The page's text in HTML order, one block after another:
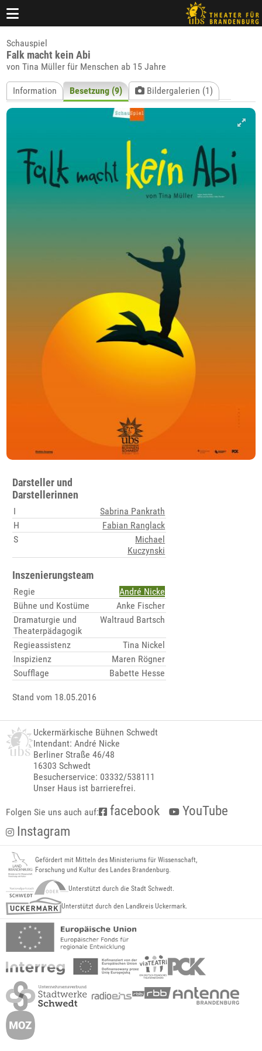
Schauspiel
Falk macht kein Abi
von Tina Müller für Menschen ab 15 Jahre
Information Besetzung (9) Bildergalerien (1)
Darsteller und
Darstellerinnen
I
Sabrina Pankrath
H
Fabian Ranglack
S
Michael
Kuczynski
Inszenierungsteam
Regie
André Nicke
Bühne und Kostüme
Anke Fischer
Dramaturgie und
Theaterpädagogik
Waltraud Bartsch
Regieassistenz
Tina Nickel
Inspizienz
Maren Rögner
Soufflage
Babette Hesse
Stand vom 18.05.2016
Uckermärkische Bühnen Schwedt
Intendant: André Nicke
Berliner Straße 46/48
16303 Schwedt
Besucherservice: 03332/538111
Unser Haus ist barrierefrei.
Folgen Sie uns auch auf: facebook
YouTube
Instagram
Gefördert mit Mitteln des Ministeriums für Wissenschaft,
Forschung und Kultur des Landes Brandenburg.
Unterstützt durch die Stadt Schwedt.
Unterstützt durch den Landkreis Uckermark.